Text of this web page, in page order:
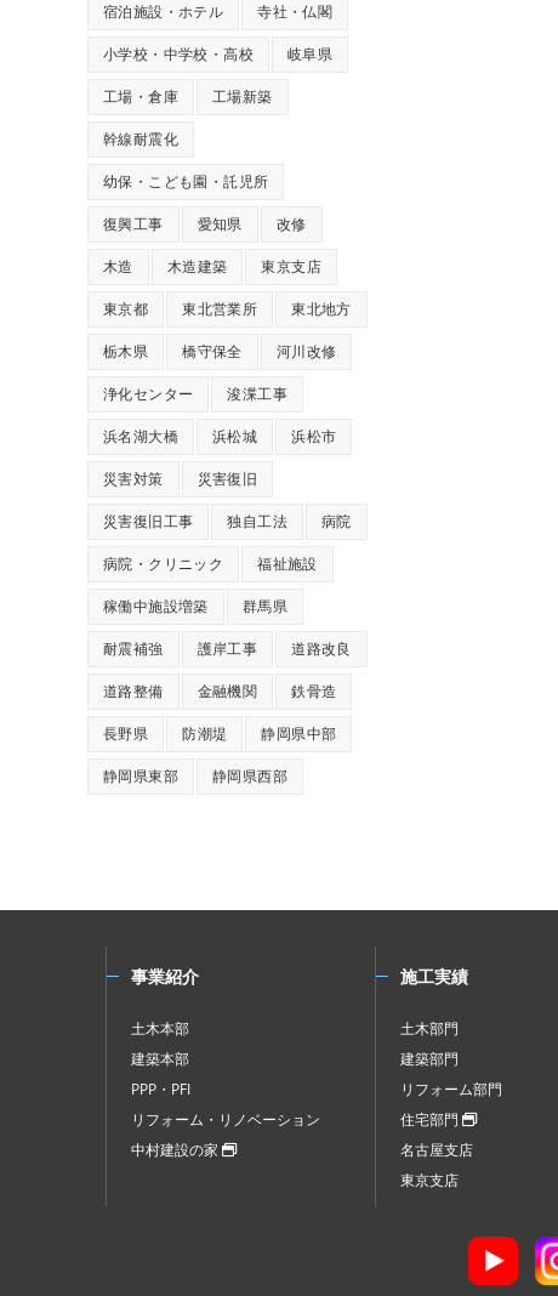
宿泊施設・ホテル 寺社・仏閣
小学校・中学校・高校 岐阜県
工場・倉庫 工場新築
幹線耐震化
幼保・こども園・託児所
復興工事 愛知県 改修
木造 木造建築 東京支店
東京都 東北営業所 東北地方
栃木県 橋守保全 河川改修
浄化センター 浚渫工事
浜名湖大橋 浜松城 浜松市
災害対策 災害復旧
災害復旧工事 独自工法 病院
病院・クリニック 福祉施設
稼働中施設増築 群馬県
耐震補強 護岸工事 道路改良
道路整備 金融機関 鉄骨造
長野県 防潮堤 静岡県中部
静岡県東部 静岡県西部
事業紹介
土木本部
建築本部
PPP・PFI
リフォーム・リノベーション
中村建設の家
施工実績
土木部門
建築部門
リフォーム部門
住宅部門
名古屋支店
東京支店